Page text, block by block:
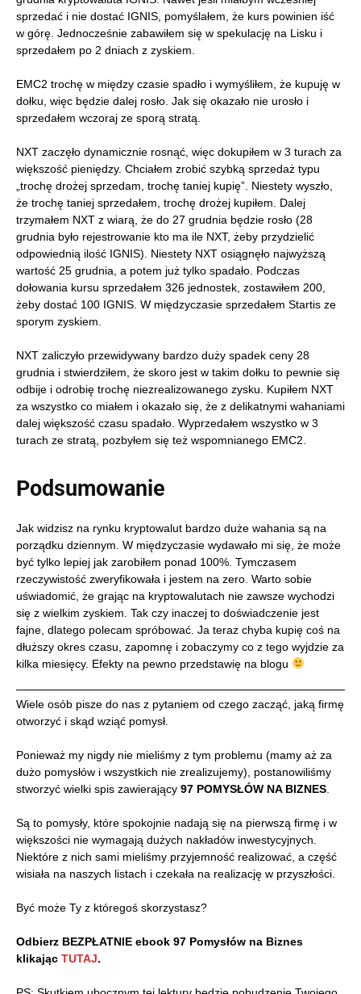
sprzedać i nie dostać IGNIS, pomyślałem, że kurs powinien iść
w górę. Jednocześnie zabawiłem się w spekulację na Lisku i
sprzedałem po 2 dniach z zyskiem.
EMC2 trochę w między czasie spadło i wymyśliłem, że kupuję w
dołku, więc będzie dalej rosło. Jak się okazało nie urosło i
sprzedałem wczoraj ze sporą stratą.
NXT zaczęło dynamicznie rosnąć, więc dokupiłem w 3 turach za
większość pieniędzy. Chciałem zrobić szybką sprzedaż typu
„trochę drożej sprzedam, trochę taniej kupię”. Niestety wyszło,
że trochę taniej sprzedałem, trochę drożej kupiłem. Dalej
trzymałem NXT z wiarą, że do 27 grudnia będzie rosło (28
grudnia było rejestrowanie kto ma ile NXT, żeby przydzielić
odpowiednią ilość IGNIS). Niestety NXT osiągnęło najwyższą
wartość 25 grudnia, a potem już tylko spadało. Podczas
dołowania kursu sprzedałem 326 jednostek, zostawiłem 200,
żeby dostać 100 IGNIS. W międzyczasie sprzedałem Startis ze
sporym zyskiem.
NXT zaliczyło przewidywany bardzo duży spadek ceny 28
grudnia i stwierdziłem, że skoro jest w takim dołku to pewnie się
odbije i odrobię trochę niezrealizowanego zysku. Kupiłem NXT
za wszystko co miałem i okazało się, że z delikatnymi wahaniami
dalej większość czasu spadało. Wyprzedałem wszystko w 3
turach ze stratą, pozbyłem się też wspomnianego EMC2.
Podsumowanie
Jak widzisz na rynku kryptowalut bardzo duże wahania są na
porządku dziennym. W międzyczasie wydawało mi się, że może
być tylko lepiej jak zarobiłem ponad 100%. Tymczasem
rzeczywistość zweryfikowała i jestem na zero. Warto sobie
uświadomić, że grając na kryptowalutach nie zawsze wychodzi
się z wielkim zyskiem. Tak czy inaczej to doświadczenie jest
fajne, dlatego polecam spróbować. Ja teraz chyba kupię coś na
dłuższy okres czasu, zapomnę i zobaczymy co z tego wyjdzie za
kilka miesięcy. Efekty na pewno przedstawię na blogu
Wiele osób pisze do nas z pytaniem od czego zacząć, jaką firmę
otworzyć i skąd wziąć pomysł.
Ponieważ my nigdy nie mieliśmy z tym problemu (mamy aż za
dużo pomysłów i wszystkich nie zrealizujemy), postanowiliśmy
stworzyć wielki spis zawierający 97 POMYSŁÓW NA BIZNES
Są to pomysły, które spokojnie nadają się na pierwszą firmę i w
większości nie wymagają dużych nakładów inwestycyjnych.
Niektóre z nich sami mieliśmy przyjemność realizować, a część
wisiała na naszych listach i czekała na realizację w przyszłości.
Być może Ty z któregoś skorzystasz?
Odbierz BEZPŁATNIE ebook 97 Pomysłów na Biznes
klikając TUTAJ.